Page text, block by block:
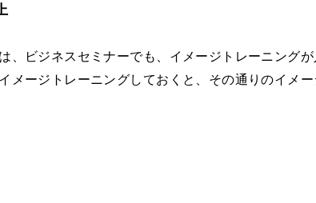
、ビジネスセミナーでも、イメージトレーニングが
メージトレーニングしておくと、その通りのイメー